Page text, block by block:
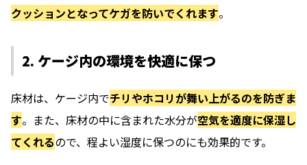
クッションとなってケガを防いでくれます。
2. ケージ内の環境を快適に保つ
床材は、ケージ内でチリやホコリが舞い上がるのを防ぎま
す。また、床材の中に含まれた水分が空気を適度に保湿し
てくれるので、程よい湿度に保つのにも効果的です。